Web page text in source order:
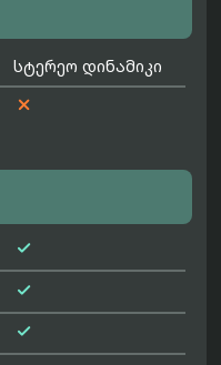
სტერეო დინამიკი



